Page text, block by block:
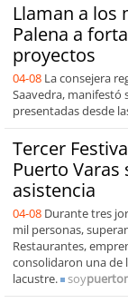
Llaman a los
Palena a
proyectos
04-08 La consejera
Saavedra, manifestó
presentadas desde
Tercer
Puerto
asistencia
04-08 Durante tres
mil personas,
Restaurantes,
consolidaron una de
lacustre.
soy